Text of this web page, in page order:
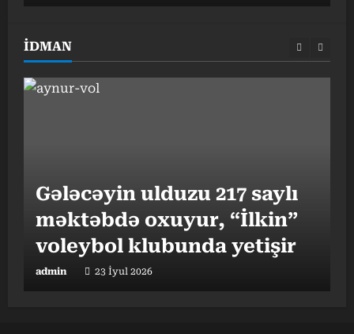
İDMAN
Gələcəyin ulduzu 217 saylı
məktəbdə oxuyur, “İlkin”
voleybol klubunda yetişir
admin 23 İyul 2026